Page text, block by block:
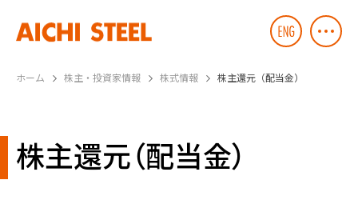
ホーム 株主・投資家情報 株式情報 株主還元（配当金）
株主還元（配当金）